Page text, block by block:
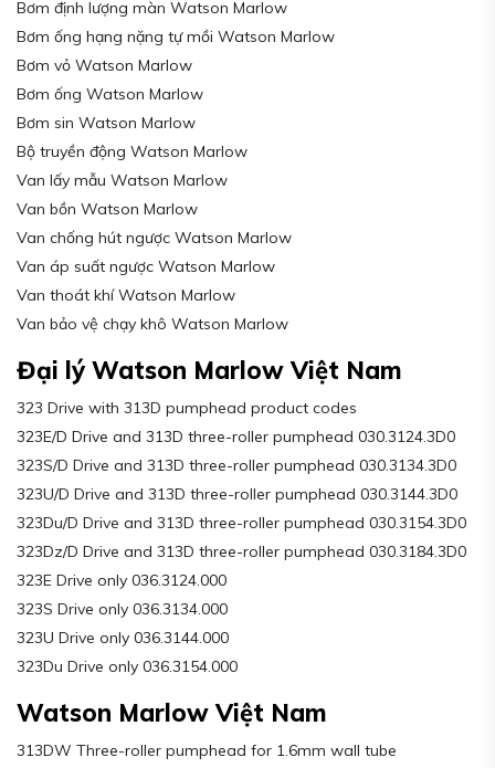
Bơm định lượng màn Watson Marlow
Bơm ống hạng nặng tự mồi Watson Marlow
Bơm vỏ Watson Marlow
Bơm ống Watson Marlow
Bơm sin Watson Marlow
Bộ truyền động Watson Marlow
Van lấy mẫu Watson Marlow
Van bồn Watson Marlow
Van chống hút ngược Watson Marlow
Van áp suất ngược Watson Marlow
Van thoát khí Watson Marlow
Van bảo vệ chạy khô Watson Marlow
Đại lý Watson Marlow Việt Nam
323 Drive with 313D pumphead product codes
323E/D Drive and 313D three-roller pumphead 030.3124.3D0
323S/D Drive and 313D three-roller pumphead 030.3134.3D0
323U/D Drive and 313D three-roller pumphead 030.3144.3D0
323Du/D Drive and 313D three-roller pumphead 030.3154.3D0
323Dz/D Drive and 313D three-roller pumphead 030.3184.3D0
323E Drive only 036.3124.000
323S Drive only 036.3134.000
323U Drive only 036.3144.000
323Du Drive only 036.3154.000
Watson Marlow Việt Nam
313DW Three-roller pumphead for 1.6mm wall tube